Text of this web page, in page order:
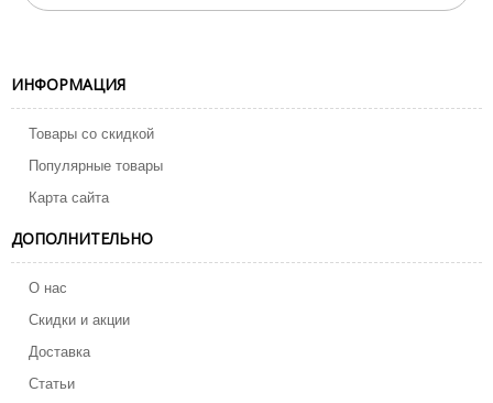
ИНФОРМАЦИЯ
Товары со скидкой
Популярные товары
Карта сайта
ДОПОЛНИТЕЛЬНО
О нас
Скидки и акции
Доставка
Статьи